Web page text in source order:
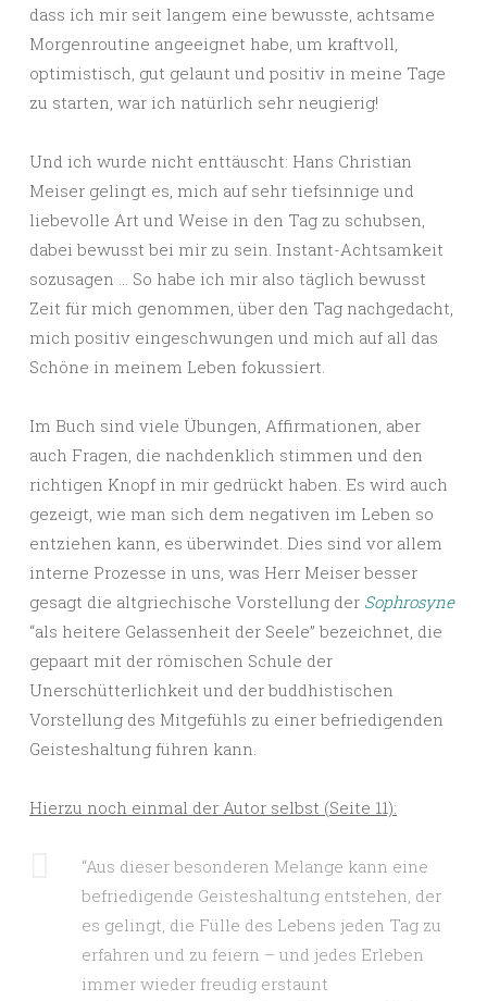
dass ich mir seit langem eine bewusste, achtsame
Morgenroutine angeeignet habe, um kraftvoll,
optimistisch, gut gelaunt und positiv in meine Tage
zu starten, war ich natürlich sehr neugierig!
Und ich wurde nicht enttäuscht: Hans Christian
Meiser gelingt es, mich auf sehr tiefsinnige und
liebevolle Art und Weise in den Tag zu schubsen,
dabei bewusst bei mir zu sein. Instant-Achtsamkeit
sozusagen … So habe ich mir also täglich bewusst
Zeit für mich genommen, über den Tag nachgedacht,
mich positiv eingeschwungen und mich auf all das
Schöne in meinem Leben fokussiert.
Im Buch sind viele Übungen, Affirmationen, aber
auch Fragen, die nachdenklich stimmen und den
richtigen Knopf in mir gedrückt haben. Es wird auch
gezeigt, wie man sich dem negativen im Leben so
entziehen kann, es überwindet. Dies sind vor allem
interne Prozesse in uns, was Herr Meiser besser
gesagt die altgriechische Vorstellung der Sophrosyne
“als heitere Gelassenheit der Seele” bezeichnet, die
gepaart mit der römischen Schule der
Unerschütterlichkeit und der buddhistischen
Vorstellung des Mitgefühls zu einer befriedigenden
Geisteshaltung führen kann.
Hierzu noch einmal der Autor selbst (Seite 11):
“Aus dieser besonderen Melange kann eine
befriedigende Geisteshaltung entstehen, der
es gelingt, die Fülle des Lebens jeden Tag zu
erfahren und zu feiern – und jedes Erleben
immer wieder freudig erstaunt